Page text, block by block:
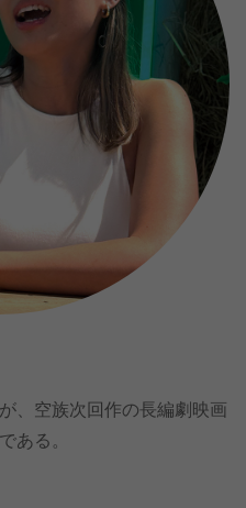
、空族次回作の長編劇映画
ある。